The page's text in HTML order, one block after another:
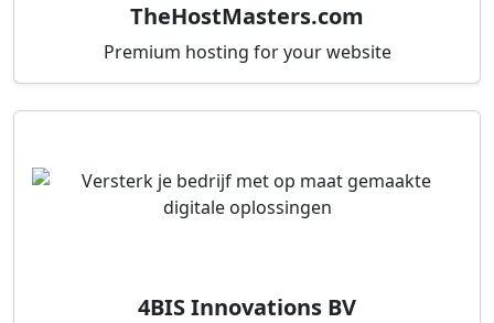
TheHostMasters.com
Premium hosting for your website
4BIS Innovations BV